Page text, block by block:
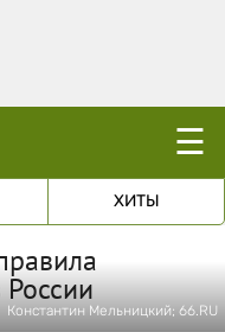
☰
ХИТЫ
Константин Мельницкий; 66.RU